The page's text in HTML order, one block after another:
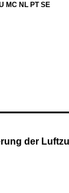
MC NL PT SE
der